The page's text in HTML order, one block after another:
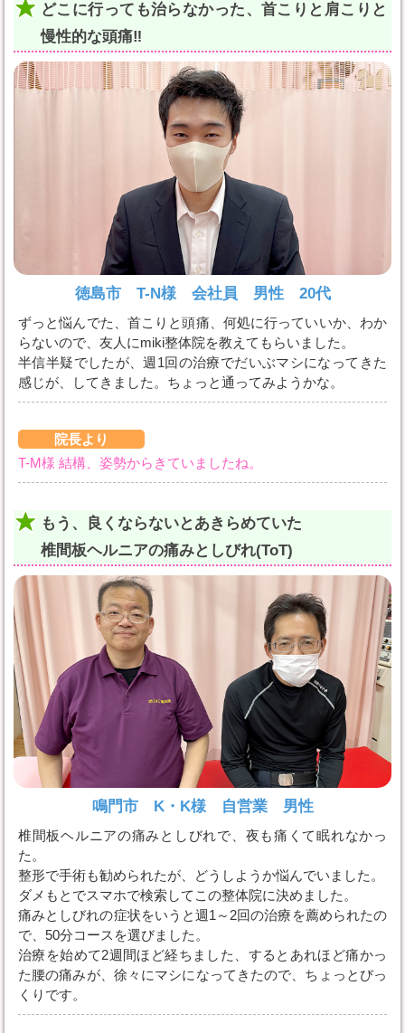
どこに行っても治らなかった、首こりと肩こりと
慢性的な頭痛‼️
徳島市 T-N様 会社員 男性 20代
ずっと悩んでた、首こりと頭痛、何処に行っていいか、わか
らないので、友人にmiki整体院を教えてもらいました。
半信半疑でしたが、週1回の治療でだいぶマシになってきた
感じが、してきました。ちょっと通ってみようかな。
院長より
T-M様 結構、姿勢からきていましたね。
もう、良くならないとあきらめていた
椎間板ヘルニアの痛みとしびれ(ToT)
鳴門市 K・K様 自営業 男性
椎間板ヘルニアの痛みとしびれで、夜も痛くて眠れなかっ
た。
整形で手術も勧められたが、どうしようか悩んでいました。
ダメもとでスマホで検索してこの整体院に決めました。
痛みとしびれの症状をいうと週1～2回の治療を薦められたの
で、50分コースを選びました。
治療を始めて2週間ほど経ちました、するとあれほど痛かっ
た腰の痛みが、徐々にマシになってきたので、ちょっとびっ
くりです。